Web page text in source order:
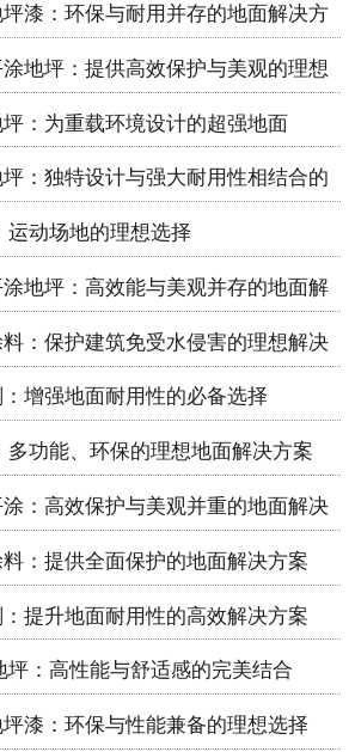
漆：环保与耐用并存的地面解决方
地坪：提供高效保护与美观的理想
：为重载环境设计的超强地面
：独特设计与强大耐用性相结合的
运动场地的理想选择
地坪：高效能与美观并存的地面解
：保护建筑免受水侵害的理想解决
增强地面耐用性的必备选择
多功能、环保的理想地面解决方案
：高效保护与美观并重的地面解决
：提供全面保护的地面解决方案
提升地面耐用性的高效解决方案
坪：高性能与舒适感的完美结合
漆：环保与性能兼备的理想选择